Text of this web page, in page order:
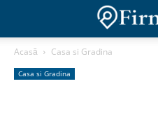
Acasă Casa si Gradina
Casa si Gradina